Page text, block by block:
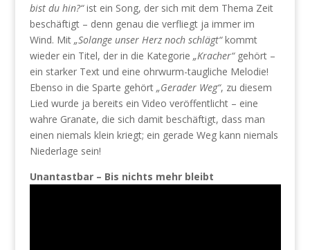
bist du hin?“ist ein Song, der sich mit dem Thema Zeit
beschäftigt – denn genau die verfliegt ja immer im
Wind. Mit „Solange unser Herz noch schlägt“kommt
wieder ein Titel, der in die Kategorie „Kracher“gehört –
ein starker Text und eine ohrwurm-taugliche Melodie!
Ebenso in die Sparte gehört „Gerader Weg“, zu diesem
Lied wurde ja bereits ein Video veröffentlicht – eine
wahre Granate, die sich damit beschäftigt, dass man
einen niemals klein kriegt; ein gerade Weg kann niemals
Niederlage sein!
Unantastbar – Bis nichts mehr bleibt